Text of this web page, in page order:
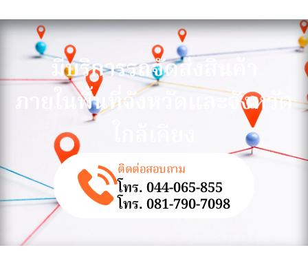
มีบริการรถจัดส่งสินค้า
ภายในพื้นที่จังหวัดและจังหวัด
ติดต่อสอบถาม
โทร. 044-065-855
โทร. 081-790-7098